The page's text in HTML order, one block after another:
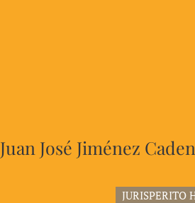
Juan José Jiménez
JURISPERITO